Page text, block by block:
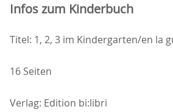
Infos zum Kinderbuch
Titel: 1, 2, 3 im Kindergarten/en la
16 Seiten
Verlag: Edition bi:libri